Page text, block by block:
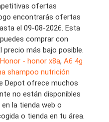
ofertas
encontrarás ofertas
el 09-08-2026. Esta
comprar con
más bajo posible.
Honor - honor x8a, A6 4g
shampoo nutrición
Depot ofrece muchos
no están disponibles
la tienda web o
o tienda en tu área.